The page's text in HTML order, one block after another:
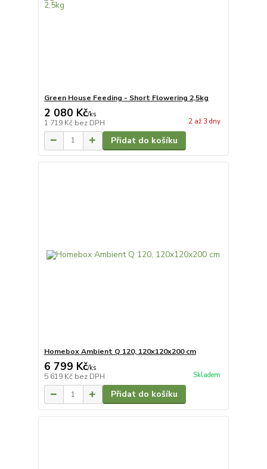
Green House Feeding - Short Flowering 2,5kg
2 080 Kč/ks
1 719 Kč bez DPH 2 až 3 dny
Přidat do košíku
Homebox Ambient Q 120, 120x120x200 cm
6 799 Kč/ks
5 619 Kč bez DPH Skladem
Přidat do košíku